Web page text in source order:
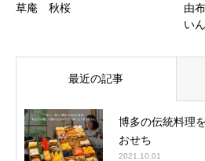
草庵 秋桜
由
い
最近の記事
博多の伝統料理
おせち
2021.10.01